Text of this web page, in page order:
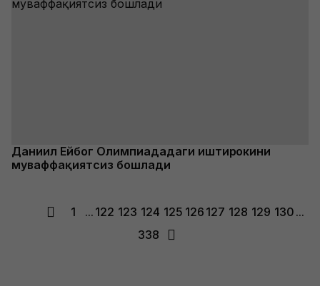
Даниил Ейбог Олимпиададаги иштирокини
муваффақиятсиз бошлади
1 ... 122 123 124 125 126 127 128 129 130 ...
338